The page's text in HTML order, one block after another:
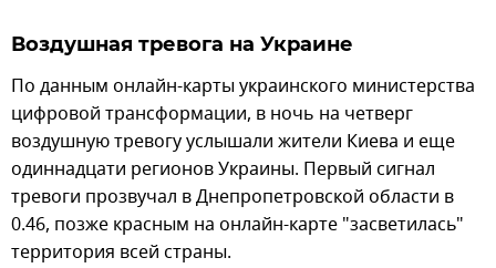
Воздушная тревога на Украине
По данным онлайн-карты украинского министерства
цифровой трансформации, в ночь на четверг
воздушную тревогу услышали жители Киева и еще
одиннадцати регионов Украины. Первый сигнал
тревоги прозвучал в Днепропетровской области в
0.46, позже красным на онлайн-карте "засветилась"
территория всей страны.